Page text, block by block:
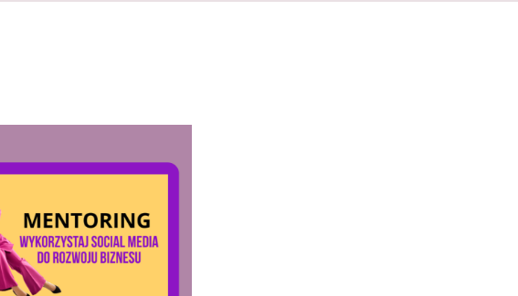
KOSZYKA / QUICK
VIEW